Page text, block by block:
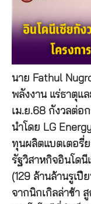
นาย Fathul
พลังงาน แร่ธาตุแ
เม.ย.68 กังวลต่อ
นำโดย LG
ทุนผลิตแบตเตอรี่
รัฐวิสาหกิจอินโดนี
(129 ล้านล้านรูเปี
จากนิกเกิลล่าช้า